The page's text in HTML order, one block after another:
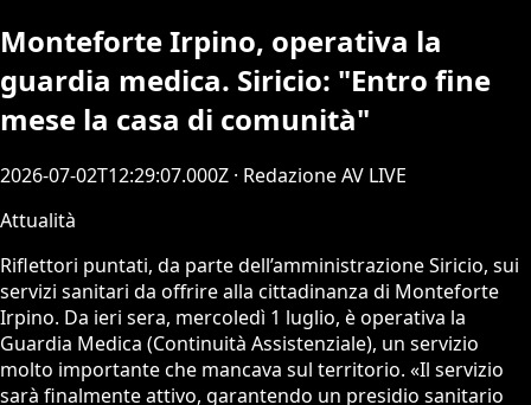
Monteforte Irpino, operativa la
guardia medica. Siricio: "Entro fine
mese la casa di comunità"
2026-07-02T12:29:07.000Z · Redazione AV LIVE
Attualità
Riflettori puntati, da parte dell’amministrazione Siricio, sui
servizi sanitari da offrire alla cittadinanza di Monteforte
Irpino. Da ieri sera, mercoledì 1 luglio, è operativa la
Guardia Medica (Continuità Assistenziale), un servizio
molto importante che mancava sul territorio. «Il servizio
sarà finalmente attivo, garantendo un presidio sanitario